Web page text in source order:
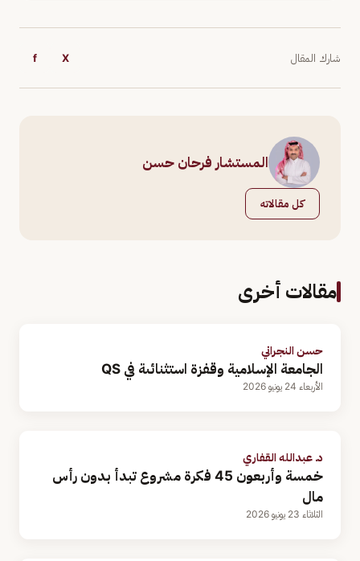
شارك المقال X
f
المستشار فرحان حسن
كل مقالاته
مقالات أخرى
حسن النجراني
الجامعة الإسلامية وقفزة استثنائىة في QS
الأربعاء 24 يونيو 2026
د. عبدالله القفاري
خمسة وأربعون 45 فكرة مشروع تبدأ بدون رأس
مال
الثلاثاء 23 يونيو 2026